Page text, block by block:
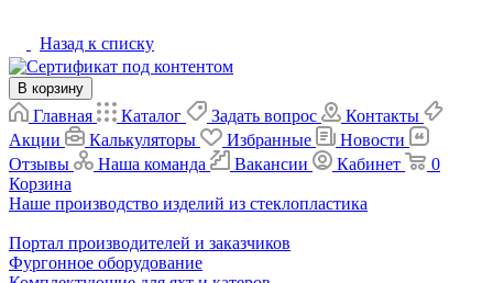
Назад к списку
В корзину
Главная Каталог Задать вопрос
Контакты
Акции
Калькуляторы Избранные
Новости
Отзывы
Наша команда Вакансии Кабинет
0
Корзина
Наше производство изделий из стеклопластика
Портал производителей и заказчиков
Фургонное оборудование